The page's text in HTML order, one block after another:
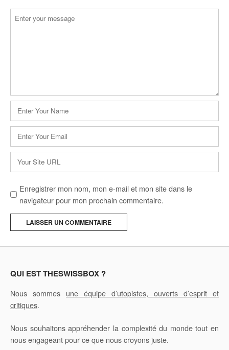
Commentaire
Nom
* Site
Enregistrer mon nom, mon e-mail et mon site dans le
navigateur pour mon prochain commentaire.
l
QUI EST THESWISSBOX ?
Nous sommes une équipe d’utopistes, ouverts d’esprit et
critiques.
Nous souhaitons appréhender la complexité du monde tout en
nous engageant pour ce que nous croyons juste.